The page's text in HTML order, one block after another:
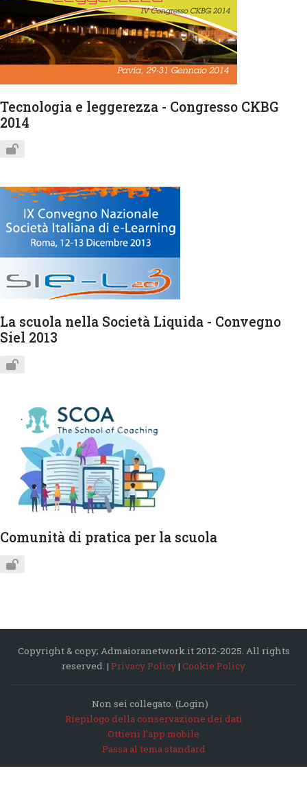
Tecnologia e leggerezza - Congresso CKBG
2014
La scuola nella Società Liquida - Convegno
Siel 2013
Comunità di pratica per la scuola
Copyright & copy; Admaioranetwork.it 2012-2025. All rights
reserved. | Privacy Policy| Cookie Policy
Non sei collegato. (Login)
Riepilogo della conservazione dei dati
Ottieni l'app mobile
Passa al tema standard